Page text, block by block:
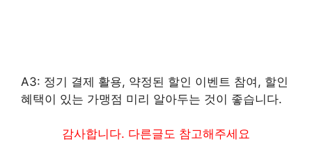
A3: 정기 결제 활용, 약정된 할인 이벤트 참여, 할인
혜택이 있는 가맹점 미리 알아두는 것이 좋습니다.
감사합니다. 다른글도 참고해주세요